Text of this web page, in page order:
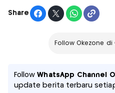
Share
Follow Okezone di
FollowWhatsApp Channel
update berita terbaru